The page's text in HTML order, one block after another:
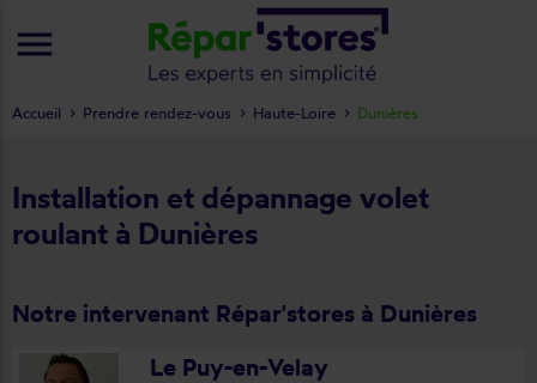
Installation et dépannage volet
roulant à Dunières
Notre intervenant Répar'stores à Dunières
Le Puy-en-Velay
Accueil Prendre rendez-vous Haute-Loire Dunières
menu